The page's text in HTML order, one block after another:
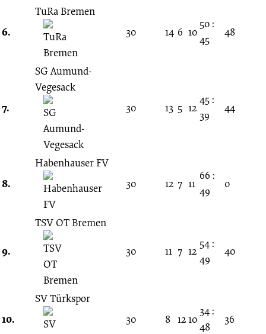
6.
TuRa Bremen
30
14 6 10
50 :
45
48
7.
SG Aumund-
Vegesack
30
13 5 12
45 :
39
44
8.
Habenhauser FV
30
12 7 11
66 :
49
0
9.
TSV OT Bremen
30 11 7 12
54 :
49
40
10.
SV Türkspor
30
8 1210
34 :
48
36